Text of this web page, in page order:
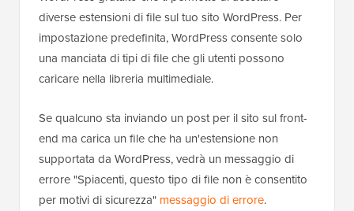
diverse estensioni di file sul tuo sito WordPress. Per
impostazione predefinita, WordPress consente solo
una manciata di tipi di file che gli utenti possono
caricare nella libreria multimediale.
Se qualcuno sta inviando un post per il sito sul front-
end ma carica un file che ha un'estensione non
supportata da WordPress, vedrà un messaggio di
errore "Spiacenti, questo tipo di file non è consentito
per motivi di sicurezza" messaggio di errore.